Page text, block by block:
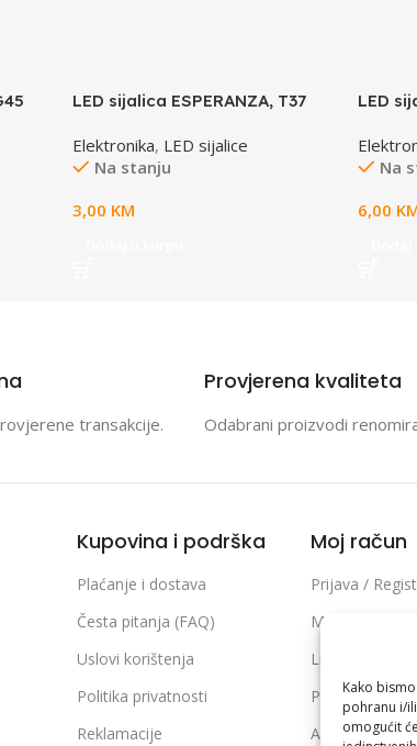
Kako
pohranu i/
omogućit
LED sijalica ESPERANZA, T37
ELL148
Elektronika, LED sijalice
Na stanju
3,00 KM
LED
ELL162
Na
6,00
transakcije.
Provjerena kvaliteta
Odabrani proizvodi
Kupovina i podrška
Plaćanje i dostava
Česta pitanja (FAQ)
Uslovi korištenja
Politika privatnosti
Reklamacije
Moj račun
Prijava /
Moje narudžbe
Lista želja
Poređenje
Adrese i